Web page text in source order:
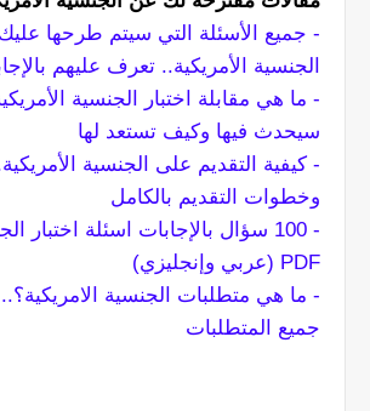
- جميع الأسئلة التي سيتم طرحها عليك
الجنسية الأمريكية.. تعرف عليهم
- ما هي مقابلة اختبار الجنسية
سيحدث فيها وكيف تستعد لها
- كيفية التقديم على الجنسية
وخطوات التقديم بالكامل
- 100 سؤال بالإجابات اسئلة اختبار
PDF (عربي وإنجليزي)
- ما هي متطلبات الجنسية
جميع المتطلبات